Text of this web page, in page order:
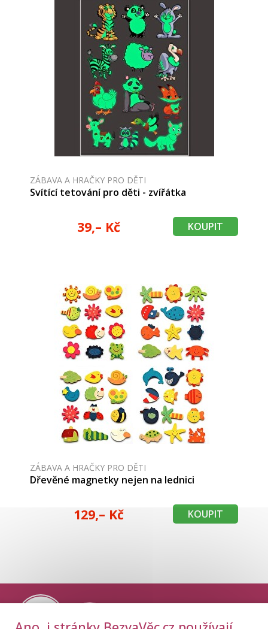
ZÁBAVA A HRAČKY PRO DĚTI
Svítící tetování pro děti - zvířátka
39,– Kč KOUPIT
ZÁBAVA A HRAČKY PRO DĚTI
Dřevěné magnetky nejen na lednici
129,– Kč KOUPIT